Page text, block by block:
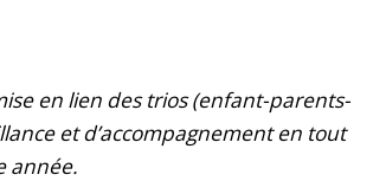
en lien des trios (enfant-parents-
et d’accompagnement en tout
année.